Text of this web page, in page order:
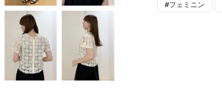
#フェミニン